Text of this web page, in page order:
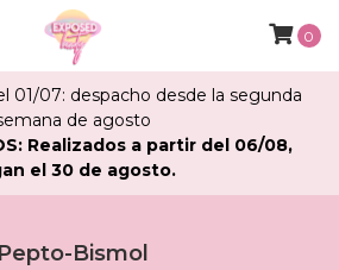
01/07: despacho desde la segunda
de agosto
Realizados a partir del 06/08,
el 30 de agosto.
0
Pepto-Bismol